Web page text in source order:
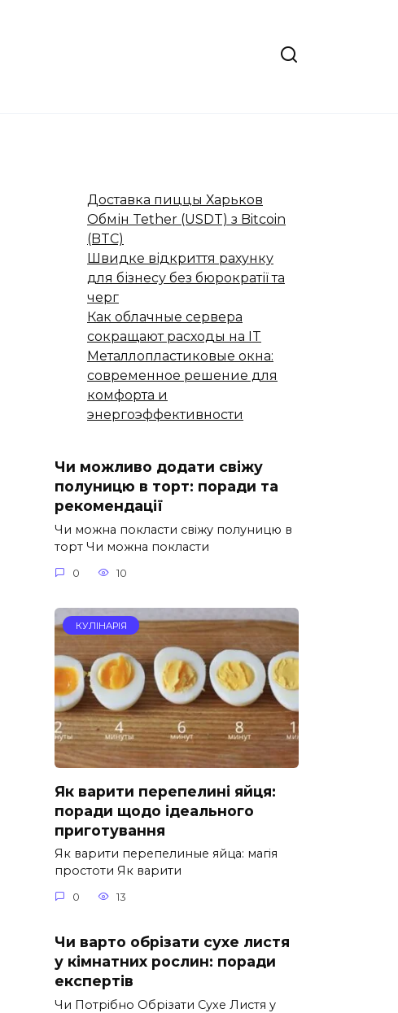
Доставка пиццы Харьков
Обмін Tether (USDT) з Bitcoin
(BTC)
Швидке відкриття рахунку
для бізнесу без бюрократії та
черг
Как облачные сервера
сокращают расходы на IT
Металлопластиковые окна:
современное решение для
комфорта и
энергоэффективности
Чи можливо додати свіжу
полуницю в торт: поради та
рекомендації
Чи можна покласти свіжу полуницю в
торт Чи можна покласти
0 10
КУЛІНАРІЯ
Як варити перепелині яйця:
поради щодо ідеального
приготування
Як варити перепелиные яйца: магія
простоти Як варити
0 13
Чи варто обрізати сухе листя
у кімнатних рослин: поради
експертів
Чи Потрібно Обрізати Сухе Листя у